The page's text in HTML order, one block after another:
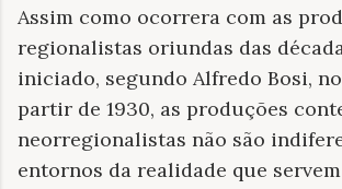
Assim como ocorrera com as
regionalistas oriundas das
iniciado, segundo Alfredo Bosi,
partir de 1930, as produções
neorregionalistas não são
entornos da realidade que